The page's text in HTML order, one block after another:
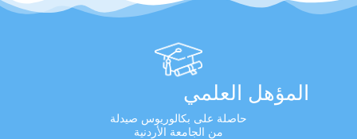
المؤهل العلمي
حاصلة على بكالوريوس صيدلة
من الجامعة الأردنية